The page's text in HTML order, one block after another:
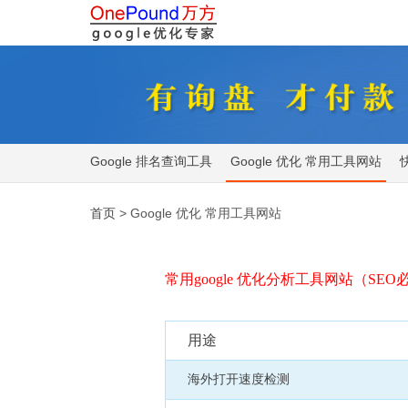
Google 排名查询工具 Google 优化 常用工具网站
首页> Google 优化 常用工具网站
常用google 优化分析工具网站（SEO
用途
海外打开速度检测